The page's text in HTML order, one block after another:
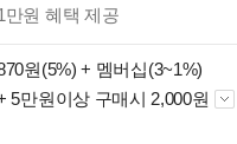
종이책의
미리보기
입니다.
만원 혜택 제공
원(5%) + 멤버십(3~1%)
5만원이상 구매시 2,000원